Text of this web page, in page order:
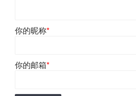
你的昵称*
你的邮箱*